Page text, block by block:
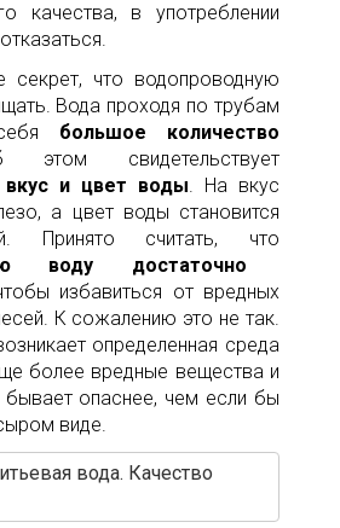
качества, в употреблении
секрет, что водопроводную
Вода проходя по трубам
большое количество
свидетельствует
вкус и цвет воды. На вкус
а цвет воды становится
Принято считать, что
воду достаточно
избавиться от вредных
К сожалению это не так.
определенная среда
более вредные вещества и
опаснее, чем если бы
виде.
вода. Качество